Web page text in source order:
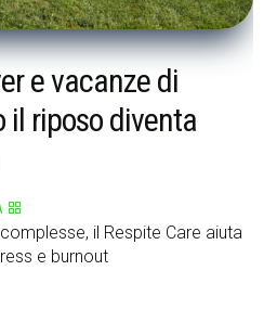
e vacanze di
il riposo diventa
il Respite Care aiuta
e burnout